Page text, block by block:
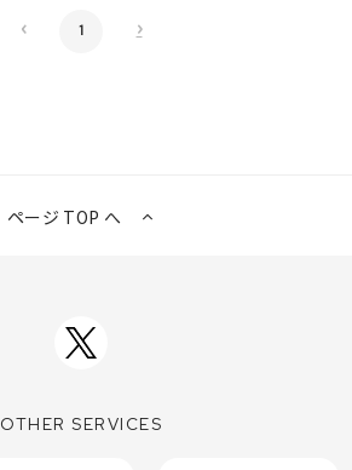
‹ 1 ›
ページ TOP へ
OTHER SERVICES